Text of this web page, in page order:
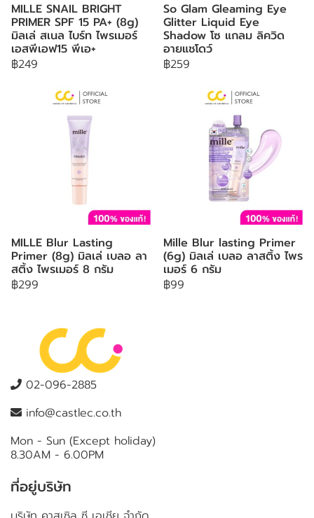
MILLE SNAIL BRIGHT
PRIMER SPF 15 PA+ (8g)
มิลเล่ สเนล ไบร์ท ไพรเมอร์
เอสพีเอฟ15 พีเอ+
฿249
So Glam Gleaming Eye
Glitter Liquid Eye
Shadow โซ แกลม ลิควิด
อายแชโดว์
฿259
MILLE Blur Lasting
Primer (8g) มิลเล่ เบลอ ลา
สติ้ง ไพรเมอร์ 8 กรัม
฿299
Mille Blur lasting Primer
(6g) มิลเล่ เบลอ ลาสติ้ง ไพร
เมอร์ 6 กรัม
฿99
02-096-2885
info@castlec.co.th
Mon - Sun (Except holiday)
8.30AM - 6.00PM
ที่อยู่บริษัท